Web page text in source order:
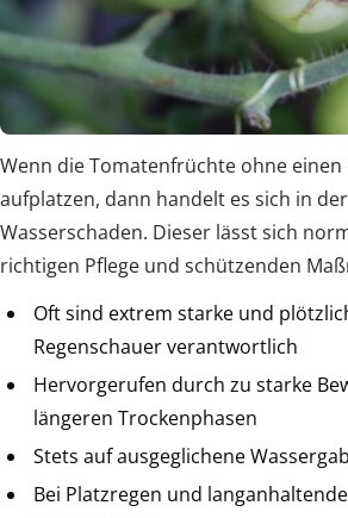
Wenn die Tomatenfrüchte ohne
aufplatzen, dann handelt es sich in
Wasserschaden. Dieser lässt sich
richtigen Pflege und schützenden
Oft sind extrem starke und
Regenschauer verantwortlich
Hervorgerufen durch zu starke
längeren Trockenphasen
Stets auf ausgeglichene
Bei Platzregen und